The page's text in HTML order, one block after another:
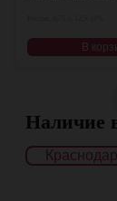
В
Наличие